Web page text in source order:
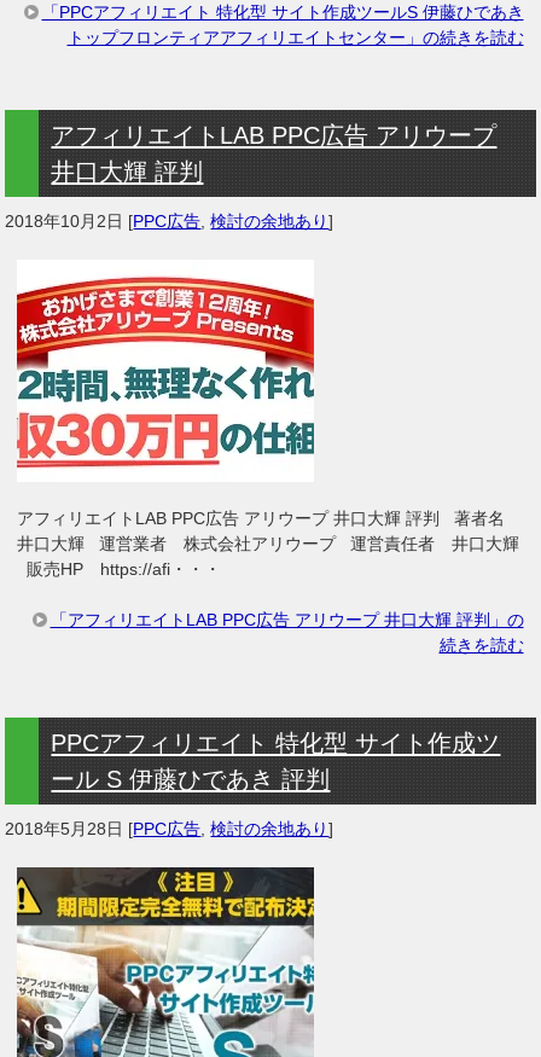
「PPCアフィリエイト 特化型 サイト作成ツールS 伊藤ひであき
トップフロンティアアフィリエイトセンター」の続きを読む
アフィリエイトLAB PPC広告 アリウープ
井口大輝 評判
2018年10月2日 [PPC広告 ,検討の余地あり]
アフィリエイトLAB PPC広告 アリウープ 井口大輝 評判 著者名
井口大輝 運営業者 株式会社アリウープ 運営責任者 井口大輝
販売HP https://afi・・・
「アフィリエイトLAB PPC広告 アリウープ 井口大輝 評判」の
続きを読む
PPCアフィリエイト 特化型 サイト作成ツ
ール S 伊藤ひであき 評判
2018年5月28日 [PPC広告 ,検討の余地あり]